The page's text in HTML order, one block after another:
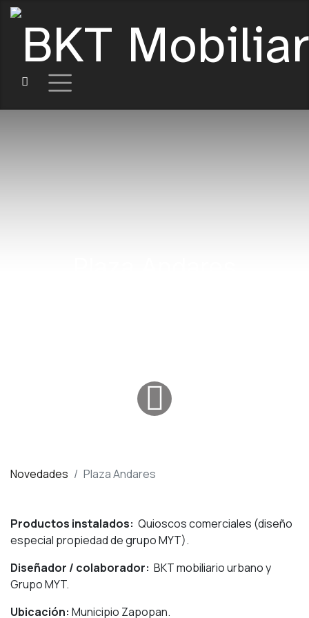
Novedades Plaza Andares
Productos instalados: Quioscos comerciales (diseño
especial propiedad de grupo MYT).
Diseñador / colaborador: BKT mobiliario urbano y
Grupo MYT.
Ubicación: Municipio Zapopan.